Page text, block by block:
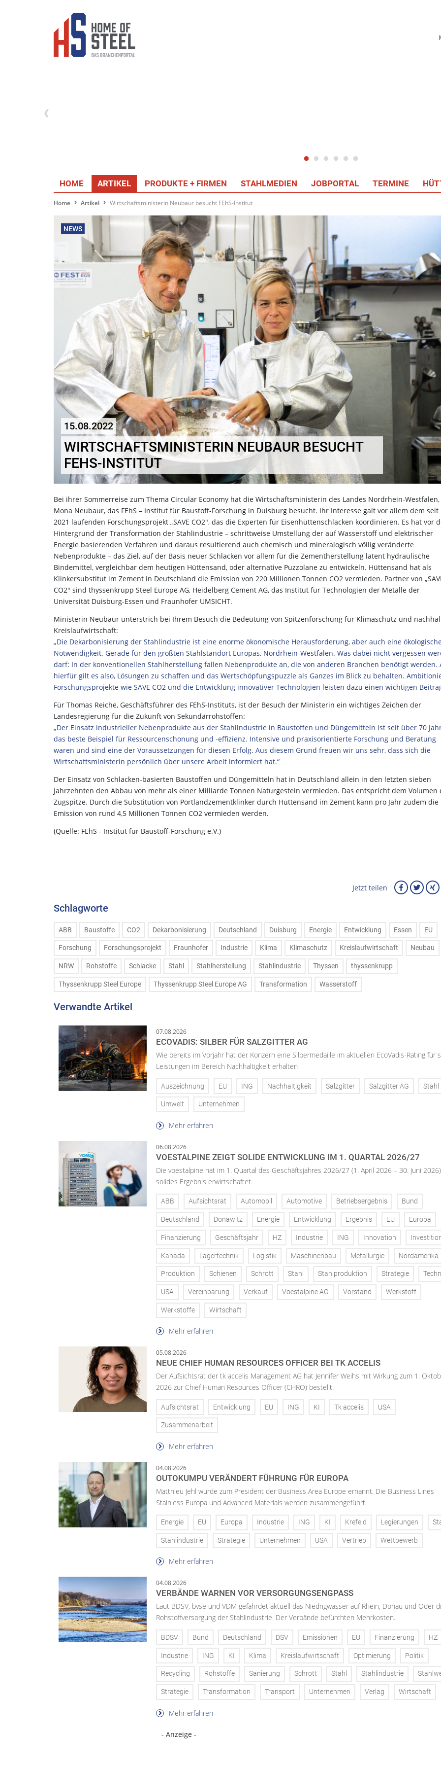
HOME ARTIKEL PRODUKTE + FIRMEN STAHLMEDIEN JOBPORTAL TERMINE
Home Artikel Wirtschaftsministerin Neubaur besucht FEhS-Institut
NEWS
15.08.2022
WIRTSCHAFTSMINISTERIN NEUBAUR BESUCHT
FEHS-INSTITUT
Bei ihrer Sommerreise zum Thema Circular Economy hat die Wirtschaftsministerin des Landes Nordrhein-Westfalen,
Mona Neubaur, das FEhS – Institut für Baustoff-Forschung in Duisburg besucht. Ihr Interesse galt vor allem dem seit
2021 laufenden Forschungsprojekt „SAVE CO2", das die Experten für Eisenhüttenschlacken koordinieren. Es hat vor
Hintergrund der Transformation der Stahlindustrie – schrittweise Umstellung der auf Wasserstoff und elektrischer
Energie basierenden Verfahren und daraus resultierend auch chemisch und mineralogisch völlig veränderte
Nebenprodukte – das Ziel, auf der Basis neuer Schlacken vor allem für die Zementherstellung latent hydraulische
Bindemittel, vergleichbar dem heutigen Hüttensand, oder alternative Puzzolane zu entwickeln. Hüttensand hat als
Klinkersubstitut im Zement in Deutschland die Emission von 220 Millionen Tonnen CO2 vermieden. Partner von
CO2" sind thyssenkrupp Steel Europe AG, Heidelberg Cement AG, das Institut für Technologien der Metalle der
Universität Duisburg-Essen und Fraunhofer UMSICHT.
Ministerin Neubaur unterstrich bei Ihrem Besuch die Bedeutung von Spitzenforschung für Klimaschutz und
Kreislaufwirtschaft:
„Die Dekarbonisierung der Stahlindustrie ist eine enorme ökonomische Herausforderung, aber auch eine
Notwendigkeit. Gerade für den größten Stahlstandort Europas, Nordrhein-Westfalen. Was dabei nicht vergessen
darf: In der konventionellen Stahlherstellung fallen Nebenprodukte an, die von anderen Branchen benötigt werden.
hierfür gilt es also, Lösungen zu schaffen und das Wertschöpfungspuzzle als Ganzes im Blick zu behalten.
Forschungsprojekte wie SAVE CO2 und die Entwicklung innovativer Technologien leisten dazu einen wichtigen
Für Thomas Reiche, Geschäftsführer des FEhS-Instituts, ist der Besuch der Ministerin ein wichtiges Zeichen der
Landesregierung für die Zukunft von Sekundärrohstoffen:
„Der Einsatz industrieller Nebenprodukte aus der Stahlindustrie in Baustoffen und Düngemitteln ist seit über 70
das beste Beispiel für Ressourcenschonung und -effizienz. Intensive und praxisorientierte Forschung und Beratung
waren und sind eine der Voraussetzungen für diesen Erfolg. Aus diesem Grund freuen wir uns sehr, dass sich die
Wirtschaftsministerin persönlich über unsere Arbeit informiert hat.“
Der Einsatz von Schlacken-basierten Baustoffen und Düngemitteln hat in Deutschland allein in den letzten sieben
Jahrzehnten den Abbau von mehr als einer Milliarde Tonnen Naturgestein vermieden. Das entspricht dem Volumen
Zugspitze. Durch die Substitution von Portlandzementklinker durch Hüttensand im Zement kann pro Jahr zudem die
Emission von rund 4,5 Millionen Tonnen CO2 vermieden werden.
(Quelle: FEhS ‑ Institut für Baustoff‑Forschung e.V.)
Jetzt teilen
Schlagworte
ABB Baustoffe CO2 Dekarbonisierung Deutschland Duisburg Energie Entwicklung Essen EU
Forschung Forschungsprojekt Fraunhofer Industrie Klima Klimaschutz Kreislaufwirtschaft Neubau
NRW Rohstoffe Schlacke Stahl Stahlherstellung Stahlindustrie Thyssen thyssenkrupp
Thyssenkrupp Steel Europe Thyssenkrupp Steel Europe AG Transformation Wasserstoff
Verwandte Artikel
07.08.2026
ECOVADIS: SILBER FÜR SALZGITTER AG
Wie bereits im Vorjahr hat der Konzern eine Silbermedaille im aktuellen EcoVadis-Rating für
Leistungen im Bereich Nachhaltigkeit erhalten
Auszeichnung EU ING Nachhaltigkeit Salzgitter Salzgitter AG Stahl
Umwelt Unternehmen
Mehr erfahren
06.08.2026
VOESTALPINE ZEIGT SOLIDE ENTWICKLUNG IM 1. QUARTAL 2026/27
Die voestalpine hat im 1. Quartal des Geschäftsjahres 2026/27 (1. April 2026 – 30. Juni
solides Ergebnis erwirtschaftet.
ABB Aufsichtsrat Automobil Automotive Betriebsergebnis Bund
Deutschland Donawitz Energie Entwicklung Ergebnis EU Europa
Finanzierung Geschäftsjahr HZ Industrie ING Innovation
Kanada Lagertechnik Logistik Maschinenbau Metallurgie Nordamerika
Produktion Schienen Schrott Stahl Stahlproduktion Strategie
USA Vereinbarung Verkauf Voestalpine AG Vorstand Werkstoff
Werkstoffe Wirtschaft
Mehr erfahren
05.08.2026
NEUE CHIEF HUMAN RESOURCES OFFICER BEI TK ACCELIS
Der Aufsichtsrat der tk accelis Management AG hat Jennifer Weihs mit Wirkung zum 1.
2026 zur Chief Human Resources Officer (CHRO) bestellt.
Aufsichtsrat Entwicklung EU ING KI Tk accelis USA
Zusammenarbeit
Mehr erfahren
04.08.2026
OUTOKUMPU VERÄNDERT FÜHRUNG FÜR EUROPA
Matthieu Jehl wurde zum President der Business Area Europe ernannt. Die Business Lines
Stainless Europa und Advanced Materials werden zusammengeführt.
Energie EU Europa Industrie ING KI Krefeld Legierungen
Stahlindustrie Strategie Unternehmen USA Vertrieb Wettbewerb
Mehr erfahren
04.08.2026
VERBÄNDE WARNEN VOR VERSORGUNGSENGPASS
Laut BDSV, bvse und VDM gefährdet aktuell das Niedrigwasser auf Rhein, Donau und Oder
Rohstoffversorgung der Stahlindustrie. Der Verbände befürchten Mehrkosten.
BDSV Bund Deutschland DSV Emissionen EU Finanzierung HZ
Industrie ING KI Klima Kreislaufwirtschaft Optimierung Politik
Recycling Rohstoffe Sanierung Schrott Stahl Stahlindustrie
Strategie Transformation Transport Unternehmen Verlag Wirtschaft
Mehr erfahren
- Anzeige -